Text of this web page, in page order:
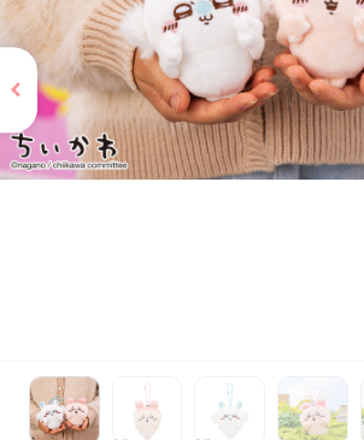
PRIZE 公式 Instagram
CAPSULE TOY 公式 X